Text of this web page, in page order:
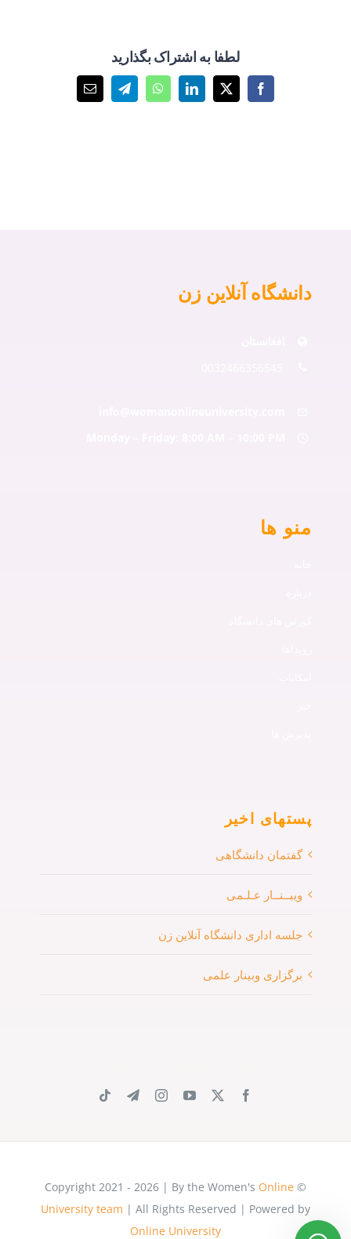
لطفا به اشتراک بگذارید
Facebook
X
LinkedIn
WhatsApp
Telegramپست
الکترونیک
دانشگاه آنلاین زن
منو ها
پستهای اخیر
گفتمان دانشگاهی
ویبــنــار عـلـمی
جلسه اداری دانشگاه آنلاین زن
برگزاری وبینار علمی
© Copyright 2021 - 2026 | By the Women's
Online
University team | All Rights Reserved | Powered by
Online University